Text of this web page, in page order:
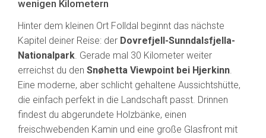
wenigen Kilometern
Hinter dem kleinen Ort Folldal beginnt das nächste
Kapitel deiner Reise: der Dovrefjell-Sunndalsfjella-
Nationalpark. Gerade mal 30 Kilometer weiter
erreichst du den Snøhetta Viewpoint bei Hjerkinn.
Eine moderne, aber schlicht gehaltene Aussichtshütte,
die einfach perfekt in die Landschaft passt. Drinnen
findest du abgerundete Holzbänke, einen
freischwebenden Kamin und eine große Glasfront mit